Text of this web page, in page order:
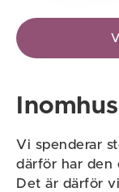
Vi spenderar
därför har den
Det är därför